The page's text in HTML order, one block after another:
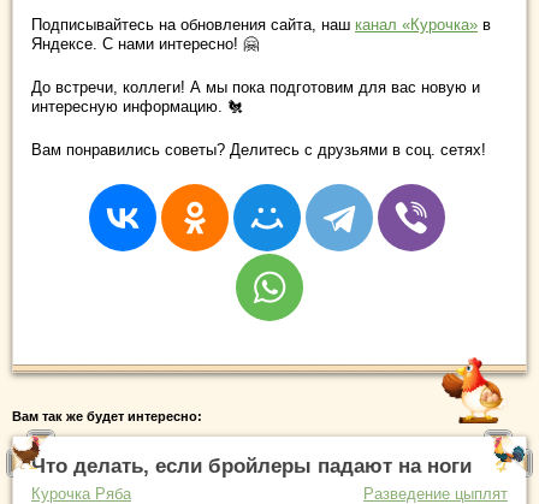
Подписывайтесь на обновления сайта, наш канал «Курочка» в
Яндексе. С нами интересно! 🤗
До встречи, коллеги! А мы пока подготовим для вас новую и
интересную информацию. 🐔
Вам понравились советы? Делитесь с друзьями в соц. сетях!
Вам так же будет интересно:
Что делать, если бройлеры падают на ноги
Курочка Ряба Разведение цыплят